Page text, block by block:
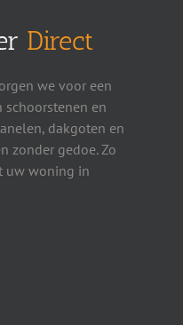
Direct
we voor een
schoorstenen en
dakgoten en
zonder gedoe. Zo
uw woning in